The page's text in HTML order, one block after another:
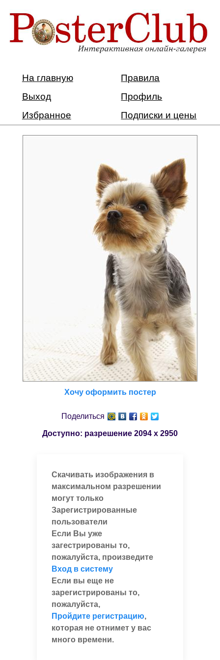
На главную
Правила
Выход
Профиль
Избранное
Подписки и цены
Хочу оформить постер
Поделиться
Доступно: разрешение 2094 x 2950
Скачивать изображения в
максимальном разрешении
могут только
Зарегистрированные
пользователи
Если Вы уже
загестрированы то,
пожалуйста, произведите
Вход в систему
Если вы еще не
зарегистрированы то,
пожалуйста,
Пройдите регистрацию,
которая не отнимет у вас
много времени.